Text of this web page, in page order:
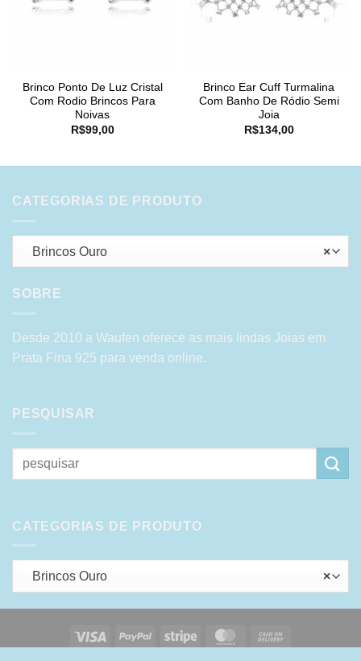
Brinco Ponto De Luz Cristal
Com Rodio Brincos Para
Noivas
R$99,00
Brinco Ear Cuff Turmalina
Com Banho De Ródio Semi
Joia
R$134,00
CATEGORIAS DE PRODUTO
×
Brincos Ouro
SOBRE
Desde 2010 a Waufen oferece as mais lindas Joias em
Prata Fina 925 para venda online.
PESQUISAR
Pesquisar
por:
CATEGORIAS DE PRODUTO
×
Brincos Ouro
Visa PayPal Stripe MasterCard